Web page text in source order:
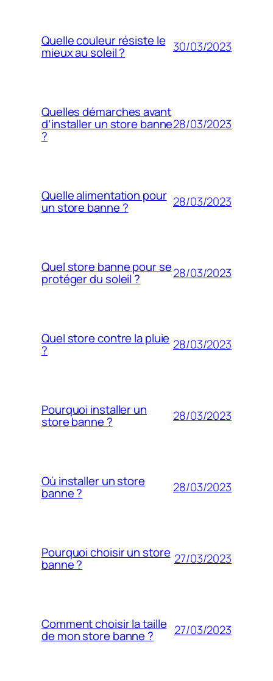
Quelle couleur résiste le
mieux au soleil ? 30/03/2023
Quelles démarches avant
d’installer un store banne
?
28/03/2023
Quelle alimentation pour
un store banne ? 28/03/2023
Quel store banne pour se
protéger du soleil ? 28/03/2023
Quel store contre la pluie
? 28/03/2023
Pourquoi installer un
store banne ? 28/03/2023
Où installer un store
banne ? 28/03/2023
Pourquoi choisir un store
banne ? 27/03/2023
Comment choisir la taille
de mon store banne ? 27/03/2023